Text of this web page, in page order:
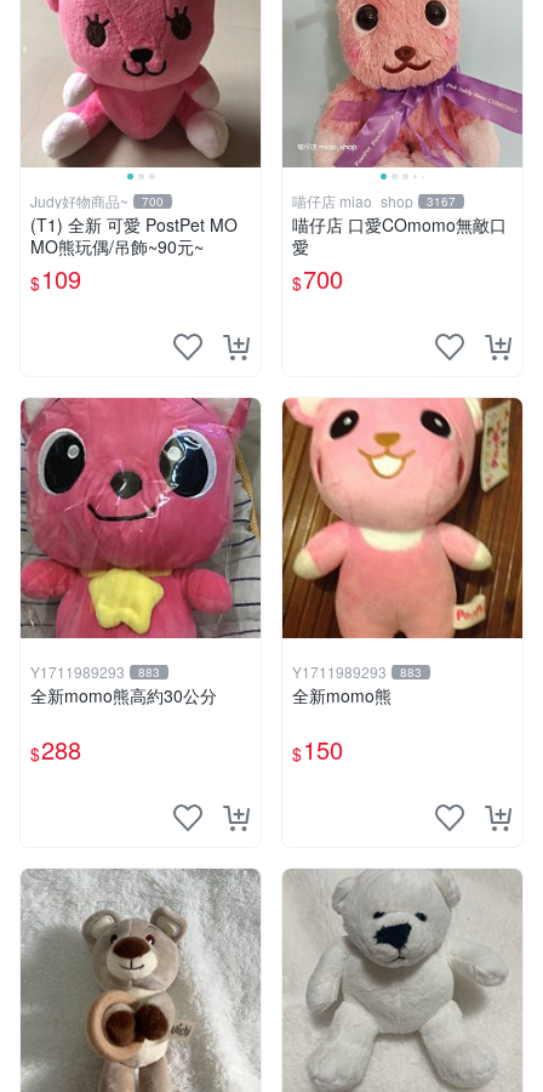
Judy好物商品~ 700
(T1) 全新 可愛 PostPet MO
MO熊玩偶/吊飾~90元~
$109
喵仔店 miao_shop 3167
喵仔店 口愛COmomo無敵口
愛
$700
Y1711989293 883
全新momo熊高約30公分
$288
Y1711989293 883
全新momo熊
$150